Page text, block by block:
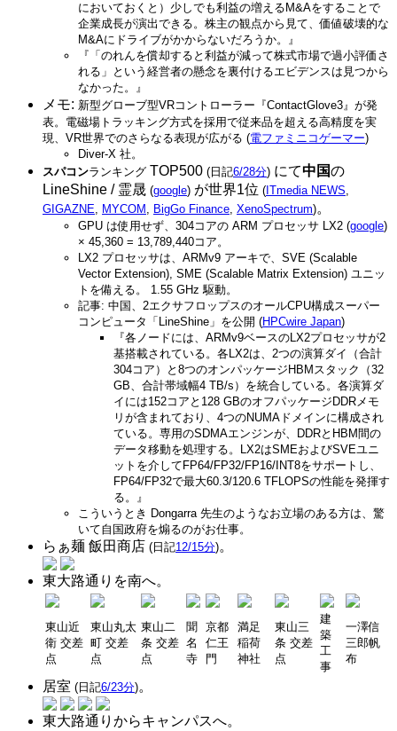
においておくと）少しでも利益の増えるM&Aをすることで
企業成長が演出できる。株主の観点から見て、価値破壊的な
M&Aにドライブがかからないだろうか。』
『「のれんを償却すると利益が減って株式市場で過小評価さ
れる」という経営者の懸念を裏付けるエビデンスは見つから
なかった。』
メモ: 新型グローブ型VRコントローラー『ContactGlove3』が発
表。電磁場トラッキング方式を採用で従来品を超える高精度を実
現、VR世界でのさらなる表現が広がる (電ファミニコゲーマー)
Diver-X 社。
スパコンランキング TOP500 (日記6/28分) にて中国の
LineShine / 霊晟 (google) が世界1位 ( ITmedia NEWS,
GIGAZNE, MYCOM , BigGo Finance, XenoSpectrum)。
GPU は使用せず、304コアの ARM プロセッサ LX2 (google)
× 45,360 = 13,789,440コア。
LX2 プロセッサは、ARMv9 アーキで、SVE (Scalable
Vector Extension), SME (Scalable Matrix Extension) ユニッ
トを備える。 1.55 GHz 駆動。
記事: 中国、2エクサフロップスのオールCPU構成スーパー
コンピュータ「LineShine」を公開 (HPCwire Japan)
『各ノードには、ARMv9ベースのLX2プロセッサが2
基搭載されている。各LX2は、2つの演算ダイ（合計
304コア）と8つのオンパッケージHBMスタック（32
GB、合計帯域幅4 TB/s）を統合している。各演算ダ
イには152コアと128 GBのオフパッケージDDRメモ
リが含まれており、4つのNUMAドメインに構成され
ている。専用のSDMAエンジンが、DDRとHBM間の
データ移動を処理する。LX2はSMEおよびSVEユニ
ットを介してFP64/FP32/FP16/INT8をサポートし、
FP64/FP32で最大60.3/120.6 TFLOPSの性能を発揮す
る。』
こういうとき Dongarra 先生のようなお立場のある方は、驚
いて自国政府を煽るのがお仕事。
らぁ麺 飯田商店 (日記12/15分)。
東大路通りを南へ。
東山近
衛 交差
点
東山丸太
町 交差
点
東山二
条 交差
点
聞
名
寺
京都
仁王
門
満足
稲荷
神社
東山三
条 交差
点
建
築
工
事
一澤信
三郎帆
布
居室 (日記6/23分)。
東大路通りからキャンパスへ。